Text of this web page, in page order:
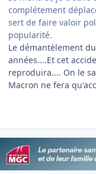
complétement
sert de faire valoir
popularité.
Le démantèlement
années....Et cet
reproduira.... On le
Macron ne fera